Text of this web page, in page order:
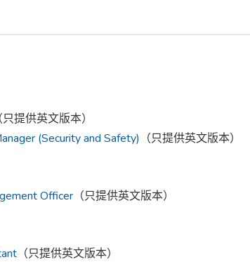
提供英文版本）
(Security and Safety) （只提供英文版本）
Officer（只提供英文版本）
（只提供英文版本）